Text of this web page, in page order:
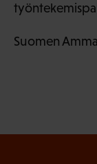
Suomen